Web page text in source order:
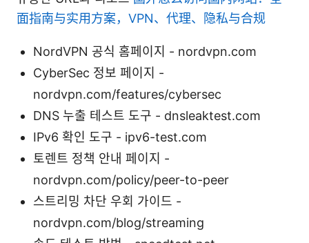
面指南与实用方案，VPN、代理、隐私与合规
NordVPN 공식 홈페이지 - nordvpn.com
CyberSec 정보 페이지 -
nordvpn.com/features/cybersec
DNS 누출 테스트 도구 - dnsleaktest.com
IPv6 확인 도구 - ipv6-test.com
토렌트 정책 안내 페이지 -
nordvpn.com/policy/peer-to-peer
스트리밍 차단 우회 가이드 -
nordvpn.com/blog/streaming